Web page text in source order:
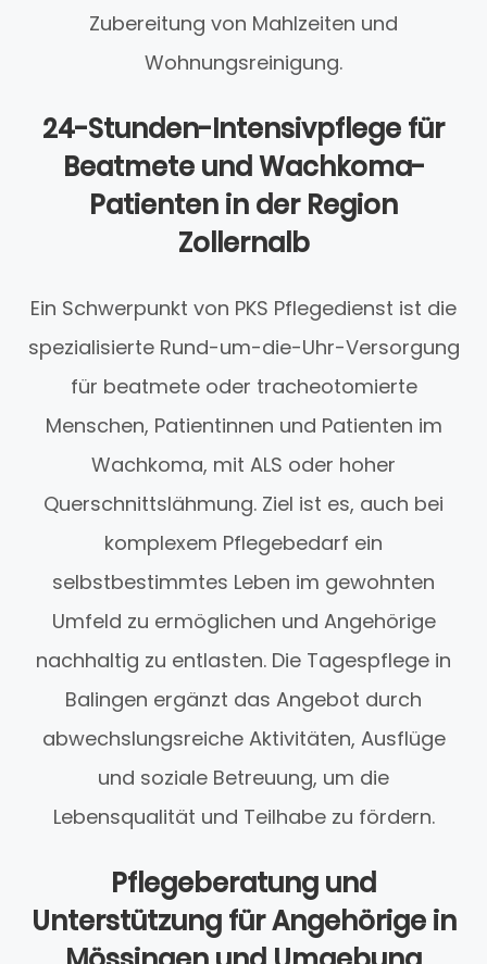
Zubereitung von Mahlzeiten und
Wohnungsreinigung.
24-Stunden-Intensivpflege für
Beatmete und Wachkoma-
Patienten in der Region
Zollernalb
Ein Schwerpunkt von PKS Pflegedienst ist die
spezialisierte Rund-um-die-Uhr-Versorgung
für beatmete oder tracheotomierte
Menschen, Patientinnen und Patienten im
Wachkoma, mit ALS oder hoher
Querschnittslähmung. Ziel ist es, auch bei
komplexem Pflegebedarf ein
selbstbestimmtes Leben im gewohnten
Umfeld zu ermöglichen und Angehörige
nachhaltig zu entlasten. Die Tagespflege in
Balingen ergänzt das Angebot durch
abwechslungsreiche Aktivitäten, Ausflüge
und soziale Betreuung, um die
Lebensqualität und Teilhabe zu fördern.
Pflegeberatung und
Unterstützung für Angehörige in